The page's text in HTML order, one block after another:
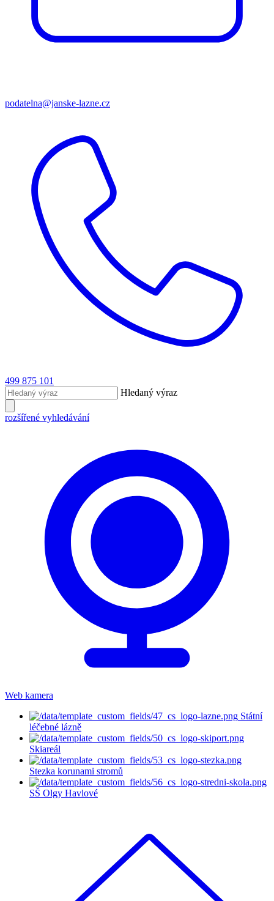
podatelna@janske-lazne.cz
499 875 101
Hledaný výraz
rozšířené vyhledávání
Web kamera
Státní
léčebné lázně
Skiareál
Stezka korunami stromů
SŠ Olgy Havlové